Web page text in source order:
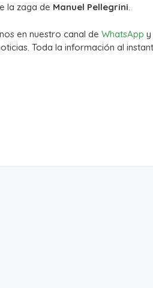
la zaga de Manuel Pellegrini.
en nuestro canal de WhatsApp y
Toda la información al